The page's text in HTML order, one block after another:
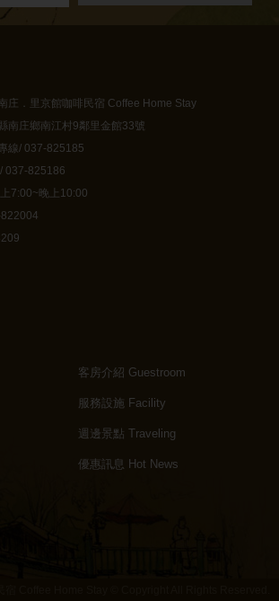
庄．里京館咖啡民宿 Coffee Home Stay
南庄鄉南江村9鄰里金館33號
線/ 037-825185
037-825186
7:00~晚上10:00
客房介紹 Guestroom
服務設施 Facility
週邊景點 Traveling
優惠訊息 Hot News